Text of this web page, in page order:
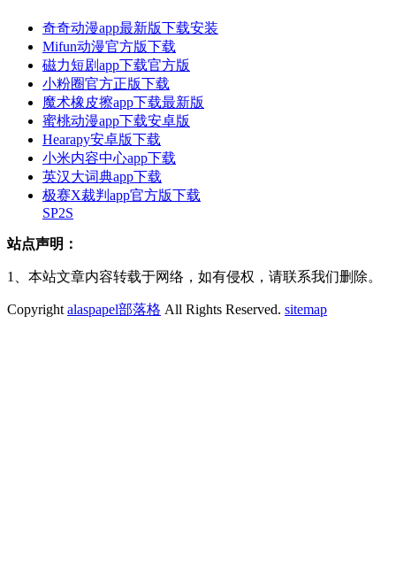
奇奇动漫app最新版下载安装
Mifun动漫官方版下载
磁力短剧app下载官方版
小粉圈官方正版下载
魔术橡皮擦app下载最新版
蜜桃动漫app下载安卓版
Hearapy安卓版下载
小米内容中心app下载
英汉大词典app下载
极赛X裁判app官方版下载
SP2S
站点声明：
1、本站文章内容转载于网络，如有侵权，请联系我们删除。
Copyright alaspapel部落格 All Rights Reserved. sitemap